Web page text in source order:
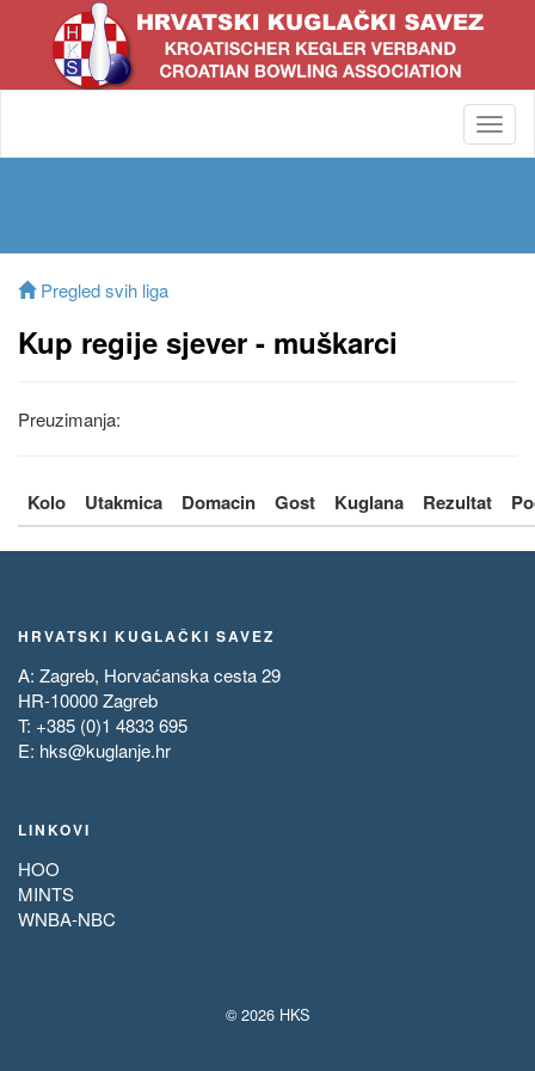
Pregled svih liga
Kup regije sjever - muškarci
Preuzimanja:
Kolo Utakmica Domacin Gost Kuglana Rezultat
HRVATSKI KUGLAČKI SAVEZ
A: Zagreb, Horvaćanska cesta 29
HR-10000 Zagreb
T: +385 (0)1 4833 695
E: hks@kuglanje.hr
LINKOVI
HOO
MINTS
WNBA-NBC
© 2026 HKS